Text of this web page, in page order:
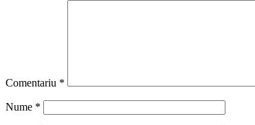
Comentariu *
Nume *